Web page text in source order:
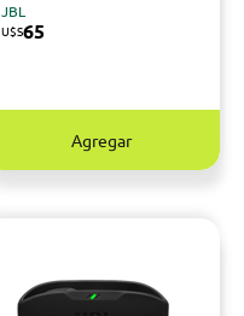
JBL
U$S65
Agregar